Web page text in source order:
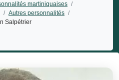
martiniquaises /
/ Autres personnalités /
Salpétrier